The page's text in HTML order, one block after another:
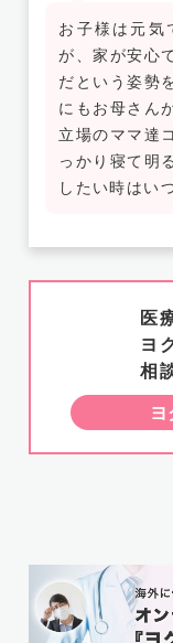
お子様は元気
が、家が安心
だという姿勢
にもお母さん
立場のママ達
っかり寝て明
したい時はい
医
ヨ
相